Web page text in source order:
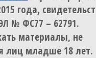
года,
№ ФС77 – 62791.
материалы, не
лиц младше 18 лет.